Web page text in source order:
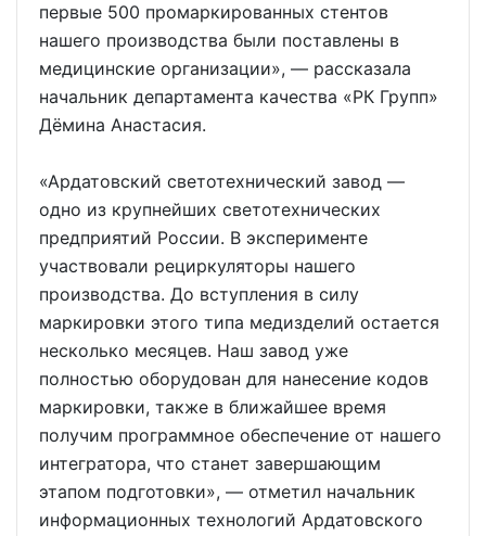
первые 500 промаркированных стентов
нашего производства были поставлены в
медицинские организации», — рассказала
начальник департамента качества «РК Групп»
Дёмина Анастасия.
«Ардатовский светотехнический завод —
одно из крупнейших светотехнических
предприятий России. В эксперименте
участвовали рециркуляторы нашего
производства. До вступления в силу
маркировки этого типа медизделий остается
несколько месяцев. Наш завод уже
полностью оборудован для нанесение кодов
маркировки, также в ближайшее время
получим программное обеспечение от нашего
интегратора, что станет завершающим
этапом подготовки», — отметил начальник
информационных технологий Ардатовского